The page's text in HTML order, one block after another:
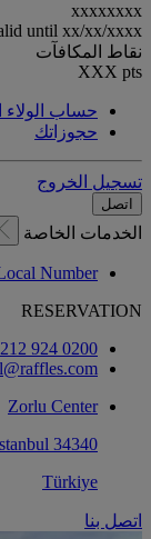
xxxxxxxx
until xx/xx/xxxx
نقاط المكافآت
XXX pts
حساب
حجوزاتك
تسجيل الخروج
اتصل
الخدمات الخاصة
Number
RESERVATION
0200 924 212 (90)
Zorlu Center
34340 İstanbul
Türkiye
اتصل بنا